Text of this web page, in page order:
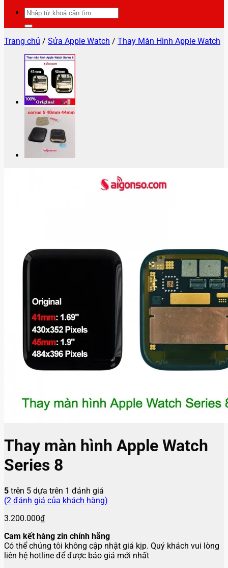
Tìm
kiếm:
Trang chủ / Sửa Apple Watch / Thay Màn Hình Apple Watch
Thay màn hình Apple Watch
Series 8
5 trên 5 dựa trên 1 đánh giá
(2 đánh giá của khách hàng)
3.200.000₫
Cam kết hàng zin chính hãng
Có thể chúng tôi không cập nhật giá kịp. Quý khách vui lòng
liên hệ hotline để được báo giá mới nhất